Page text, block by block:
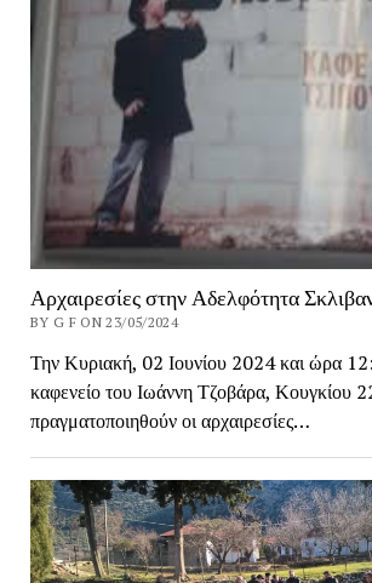
Αρχαιρεσίες στην Αδελφότητα
BY G F ON 23/05/2024
Την Κυριακή, 02 Ιουνίου 2024 και ώρα
καφενείο του Ιωάννη Τζοβάρα, Κουγκίου
πραγματοποιηθούν οι αρχαιρεσίες…